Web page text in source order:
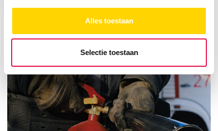
Alles toestaan
Selectie toestaan